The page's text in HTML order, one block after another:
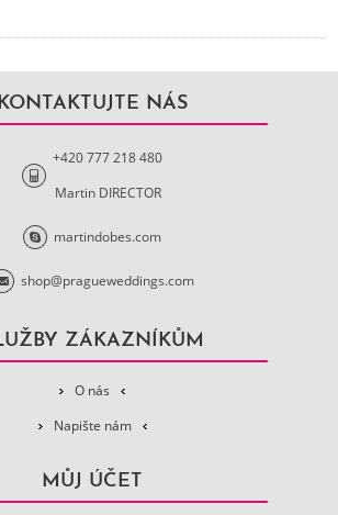
KONTAKTUJTE NÁS
+420 777 218 480
Martin DIRECTOR
martindobes.com
shop@pragueweddings.com
ZÁKAZNÍKŮM
O nás
Napište nám
MŮJ ÚČET